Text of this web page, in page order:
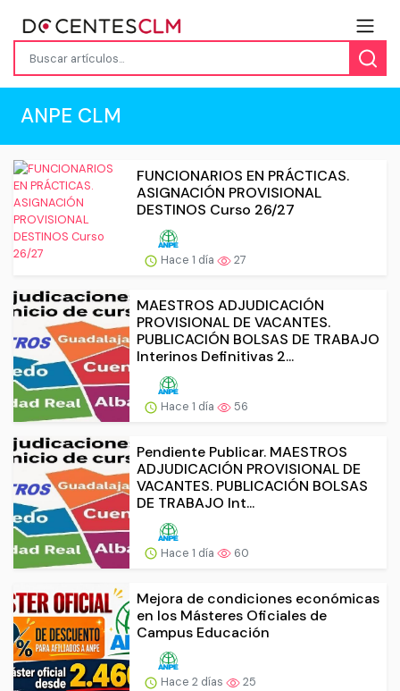
ANPE CLM
FUNCIONARIOS EN PRÁCTICAS.
ASIGNACIÓN PROVISIONAL
DESTINOS Curso 26/27
Hace 1 día 27
MAESTROS ADJUDICACIÓN
PROVISIONAL DE VACANTES.
PUBLICACIÓN BOLSAS DE TRABAJO
Interinos Definitivas 2...
Hace 1 día 56
Pendiente Publicar. MAESTROS
ADJUDICACIÓN PROVISIONAL DE
VACANTES. PUBLICACIÓN BOLSAS
DE TRABAJO Int...
Hace 1 día 60
Mejora de condiciones económicas
en los Másteres Oficiales de
Campus Educación
Hace 2 días 25